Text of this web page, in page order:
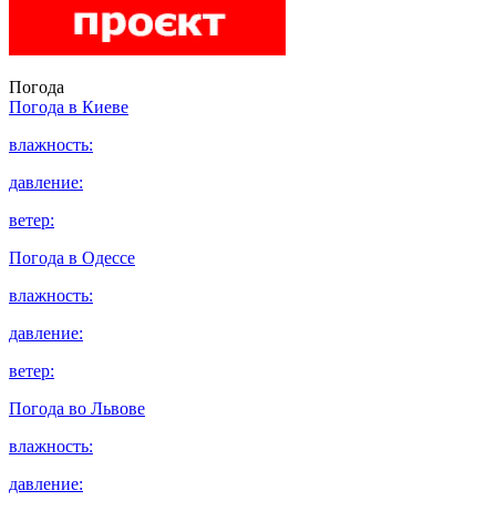
Погода
Погода в Киеве
влажность:
давление:
ветер:
Погода в Одессе
влажность:
давление:
ветер:
Погода во Львове
влажность:
давление: